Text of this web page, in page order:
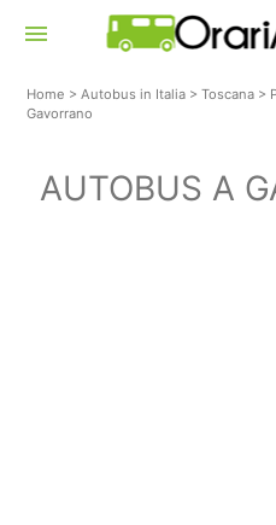
menu
Home >Autobus in Italia >Toscana >
Gavorrano
AUTOBUS A